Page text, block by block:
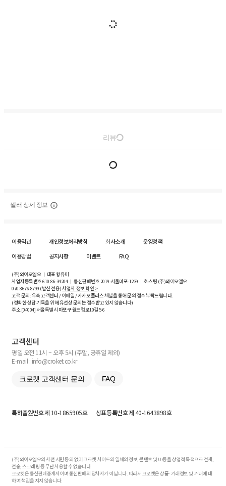
리뷰
셀러 상세 정보
이용약관 개인정보처리방침 회사소개
운영정책
이용방법
공지사항 이벤트 FAQ
(주)와이오엘오 ㅣ 대표 황유미
사업자등록번호610-86-34204ㅣ 통신판매번호 2019-서울마포-1239 ㅣ 호스팅 (주)와이오엘오
070-8676-8799 (발신 전용)사업자 정보 확인 >
고객 문의: 우측 고객센터 / 이메일 / 카카오플러스 채널을 통해 문의 접수 부탁드립니다.
(정확한 상담 기록을 위해 유선상 문의는 접수받고 있지 않습니다)
주소 [04004] 서울특별시 마포구 월드컵로10길5-6
고객센터
평일 오전 11시 ~ 오후 5시 (주말, 공휴일 제외)
E-mail : info@croket.co.kr
크로켓 고객센터 문의 FAQ
특허출원번호제 10-1865905호 상표등록번호제 40-1643898호
(주)와이오엘오의 사전 서면 동의 없이 크로켓 사이트의 일체의 정보, 콘텐츠 및 UI등을 상업적 목적으로 전재,
전송, 스크래핑 등 무단 사용할 수 없습니다.
크로켓은 통신판매중개자이며 통신판매의 당사자가 아닙니다. 따라서 크로켓은 상품·거래정보 및 거래에 대
하여 책임을 지지 않습니다.